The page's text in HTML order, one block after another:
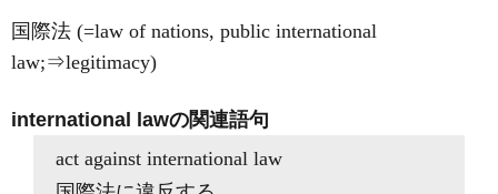
国際法 (=law of nations, public international
law;⇒legitimacy)
international lawの関連語句
act against international law